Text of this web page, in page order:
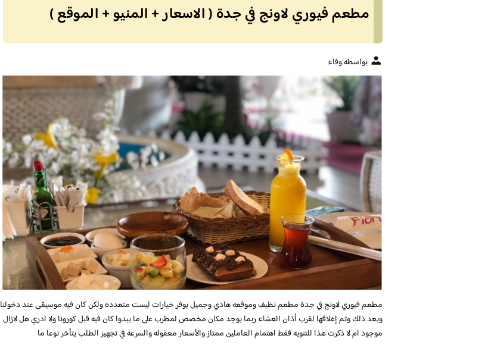
مطعم فيوري لاونج في جدة ( الاسعار + المنيو + الموقع )
بواسطة:وفاء
مطعم فيوري لاونج في جدة مطعم نظيف وموقعه هادي وجميل يوفر خيارات ليست متعدده ولكن كان فيه موسيقى عند دخولنا
وبعد ذلك وتم إغلاقها لقرب أذان العشاء ربما يوجد مكان مخصص لمطرب على ما يبدوا كان فيه قبل كورونا ولا ادري هل لازال
موجود ام لا ذكرت هذا للتنويه فقط اهتمام العاملين ممتاز والأسعار معقوله والسرعه في تجهيز الطلب يتأخر نوعا ما